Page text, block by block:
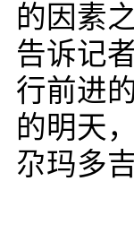
的因素
告诉记
行前进
的明天
尕玛多